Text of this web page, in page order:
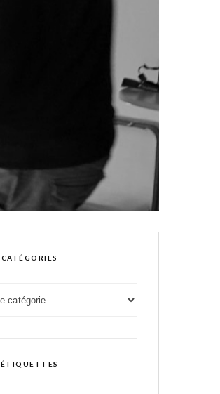
CATÉGORIES
ÉTIQUETTES